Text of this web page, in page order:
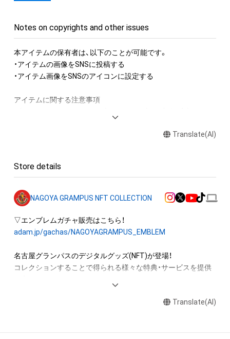
Notes on copyrights and other issues
本アイテムの保有者は、以下のことが可能です。
・アイテムの画像をSNSに投稿する
・アイテム画像をSNSのアイコンに設定する
アイテムに関する注意事項
産権(著作権、特許権、実用新案権、商標権、意匠権その他の知的
の著作権を有する方、著作隣接権の権利者またはその管理委託
そのため、本アイテムを保有していたとしても、本アイテムに関
する創作物にかかる知的財産権を有することを意味しません。
・本アイテムの著作権を有する方、著作隣接権の権利者またはそ
の管理委託を受けている者からの事前の同 意なしに、上記の
財産権を侵害するおそれのある行為(改変、公開、配布、逆コンパ
イル、リバースエンジニアリングを含みますが、これに限定され
・本アイテムに関する創作物の利用については、公序良俗や法令
に反する利用またはその恐れのある利用など、作成者が不適切
Translate(AI)
Store details
NAGOYA GRAMPUS NFT COLLECTION
adam.jp/gachas/NAGOYAGRAMPUS_EMBLEM
名古屋グランパスのデジタルグッズ(NFT)が登場！
コレクションすることで得られる様々な特典・サービスを提供
世界に一つしかない名古屋グランパスのNFT COLLECTIONをゲ
Translate(AI)